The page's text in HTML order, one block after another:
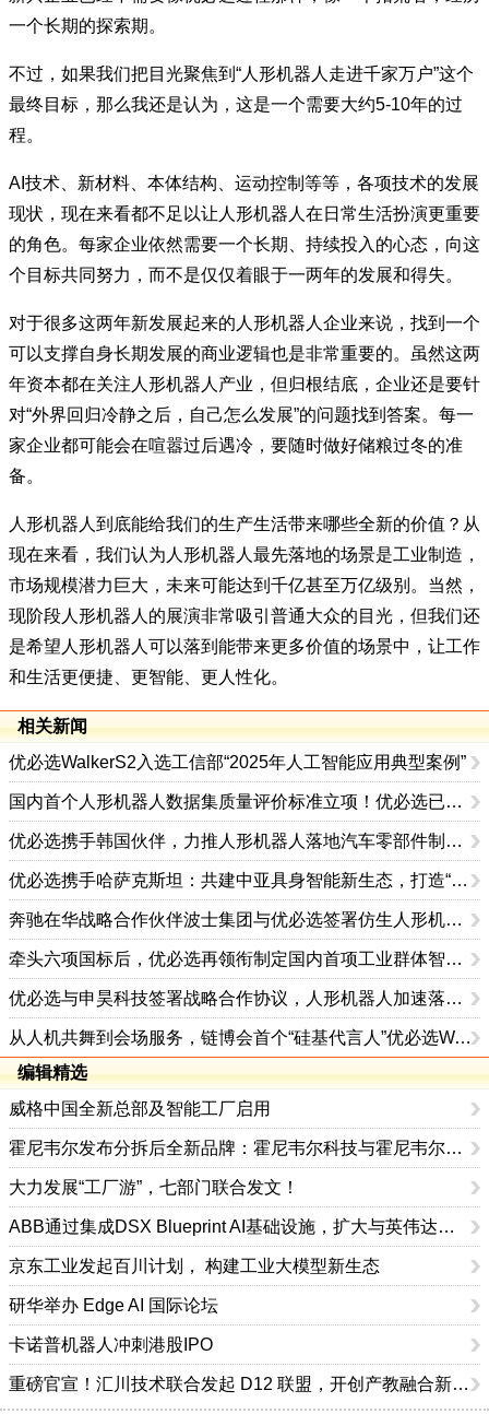
一个长期的探索期。
不过，如果我们把目光聚焦到“人形机器人走进千家万户”这个
最终目标，那么我还是认为，这是一个需要大约5-10年的过
程。
AI技术、新材料、本体结构、运动控制等等，各项技术的发展
现状，现在来看都不足以让人形机器人在日常生活扮演更重要
的角色。每家企业依然需要一个长期、持续投入的心态，向这
个目标共同努力，而不是仅仅着眼于一两年的发展和得失。
对于很多这两年新发展起来的人形机器人企业来说，找到一个
可以支撑自身长期发展的商业逻辑也是非常重要的。虽然这两
年资本都在关注人形机器人产业，但归根结底，企业还是要针
对“外界回归冷静之后，自己怎么发展”的问题找到答案。每一
家企业都可能会在喧嚣过后遇冷，要随时做好储粮过冬的准
备。
人形机器人到底能给我们的生产生活带来哪些全新的价值？从
现在来看，我们认为人形机器人最先落地的场景是工业制造，
市场规模潜力巨大，未来可能达到千亿甚至万亿级别。当然，
现阶段人形机器人的展演非常吸引普通大众的目光，但我们还
是希望人形机器人可以落到能带来更多价值的场景中，让工作
和生活更便捷、更智能、更人性化。
相关新闻
优必选WalkerS2入选工信部“2025年人工智能应用典型案例”
国内首个人形机器人数据集质量评价标准立项！优必选已领衔制定八项人形机器人国行标
优必选携手韩国伙伴，力推人形机器人落地汽车零部件制造场景
优必选携手哈萨克斯坦：共建中亚具身智能新生态，打造“一带一路”科技走廊
奔驰在华战略合作伙伴波士集团与优必选签署仿生人形机器人销售战略合作协议
牵头六项国标后，优必选再领衔制定国内首项工业群体智能行业标准
优必选与申昊科技签署战略合作协议，人形机器人加速落地电力行业
从人机共舞到会场服务，链博会首个“硅基代言人”优必选Walker C1正式登场
编辑精选
威格中国全新总部及智能工厂启用
霍尼韦尔发布分拆后全新品牌：霍尼韦尔科技与霍尼韦尔航空航天
大力发展“工厂游”，七部门联合发文！
ABB通过集成DSX Blueprint AI基础设施，扩大与英伟达的合作
京东工业发起百川计划， 构建工业大模型新生态
研华举办 Edge AI 国际论坛
卡诺普机器人冲刺港股IPO
重磅官宣！汇川技术联合发起 D12 联盟，开创产教融合新范式